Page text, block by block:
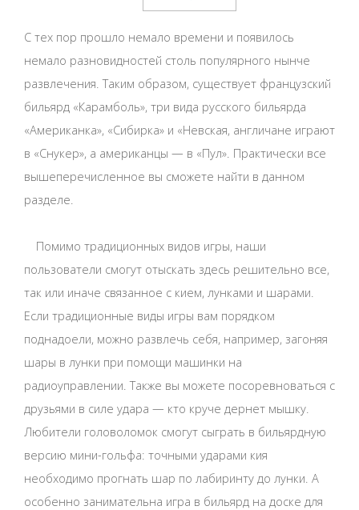
С тех пор прошло немало времени и появилось
немало разновидностей столь популярного нынче
развлечения. Таким образом, существует французский
бильярд «Карамболь», три вида русского бильярда
«Американка», «Сибирка» и «Невская, англичане играют
в «Снукер», а американцы — в «Пул». Практически все
вышеперечисленное вы сможете найти в данном
разделе.
Помимо традиционных видов игры, наши
пользователи смогут отыскать здесь решительно все,
так или иначе связанное с кием, лунками и шарами.
Если традиционные виды игры вам порядком
поднадоели, можно развлечь себя, например, загоняя
шары в лунки при помощи машинки на
радиоуправлении. Также вы можете посоревноваться с
друзьями в силе удара — кто круче дернет мышку.
Любители головоломок смогут сыграть в бильярдную
версию мини-гольфа: точными ударами кия
необходимо прогнать шар по лабиринту до лунки. А
особенно занимательна игра в бильярд на доске для